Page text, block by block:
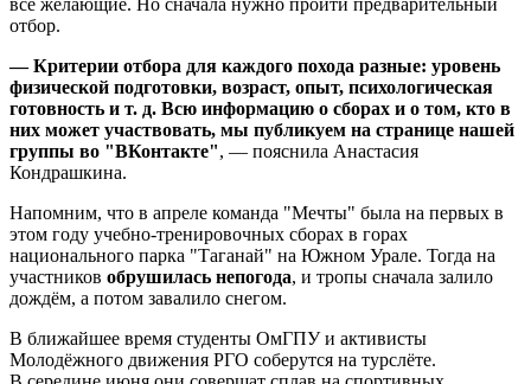
отбор.
— Критерии отбора для каждого похода разные: уровень
физической подготовки, возраст, опыт, психологическая
готовность и т. д. Всю информацию о сборах и о том, кто в
них может участвовать, мы публикуем на странице нашей
группы во "ВКонтакте", — пояснила Анастасия
Кондрашкина.
Напомним, что в апреле команда "Мечты" была на первых в
этом году учебно-тренировочных сборах в горах
национального парка "Таганай" на Южном Урале. Тогда на
участников обрушилась непогода, и тропы сначала залило
дождём, а потом завалило снегом.
В ближайшее время студенты ОмГПУ и активисты
Молодёжного движения РГО соберутся на турслёте.